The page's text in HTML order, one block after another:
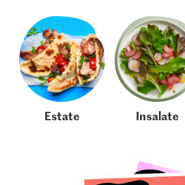
Estate Insalate